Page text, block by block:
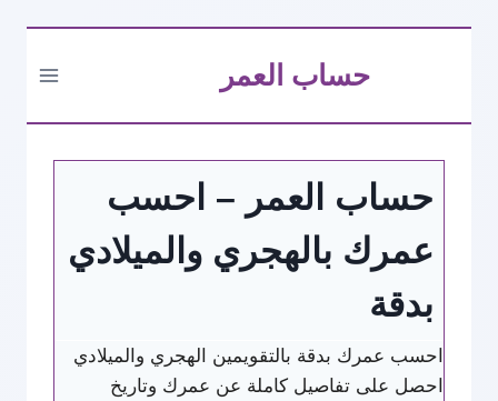
حساب العمر
حساب العمر – احسب
عمرك بالهجري والميلادي
بدقة
احسب عمرك بدقة بالتقويمين الهجري والميلادي
احصل على تفاصيل كاملة عن عمرك وتاريخ